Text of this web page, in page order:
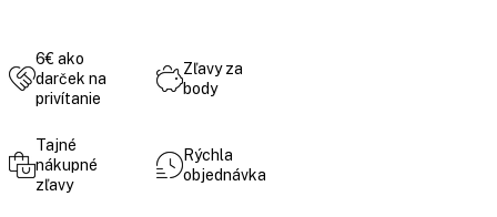
6€ ako
darček na
privítanie
Zľavy za
body
Tajné
nákupné
zľavy
Rýchla
objednávka